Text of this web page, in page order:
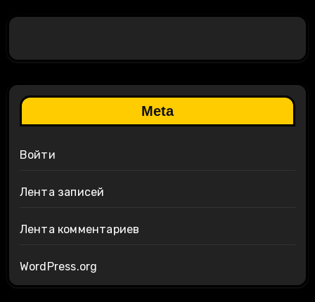
Meta
Войти
Лента записей
Лента комментариев
WordPress.org